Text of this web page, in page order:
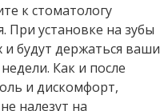
к стоматологу
При установке на зубы
и будут держаться ваши
Как и после
и дискомфорт,
налезут на